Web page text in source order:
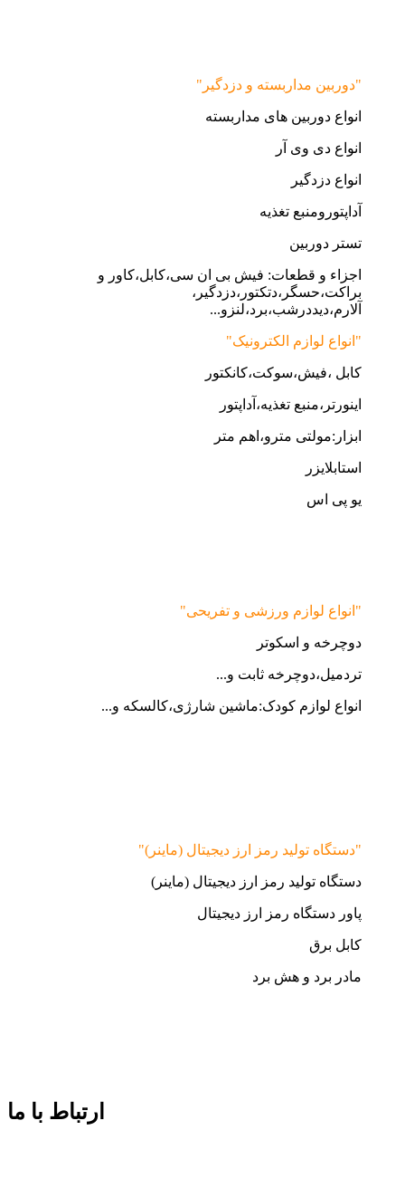
"دوربین مداربسته و دزدگیر"
انواع دوربین های مداربسته
انواع دی وی آر
انواع دزدگیر
آداپتورومنبع تغذیه
تستر دوربین
اجزاء و قطعات: فیش بی ان سی،کابل،کاور و
براکت،حسگر،دتکتور،دزدگیر،
آلارم،دیددرشب،برد،لنزو...
"انواع لوازم الکترونیک"
کابل ،فیش،سوکت،کانکتور
اینورتر،منبع تغذیه،آداپتور
ابزار:مولتی مترو،اهم متر
استابلایزر
یو پی اس
"انواع لوازم ورزشی و تفریحی"
دوچرخه و اسکوتر
تردمیل،دوچرخه ثابت و...
انواع لوازم کودک:ماشین شارژی،کالسکه و...
"دستگاه تولید رمز ارز دیجیتال (ماینر)"
دستگاه تولید رمز ارز دیجیتال (ماینر)
پاور دستگاه رمز ارز دیجیتال
کابل برق
مادر برد و هش برد
ارتباط با ما